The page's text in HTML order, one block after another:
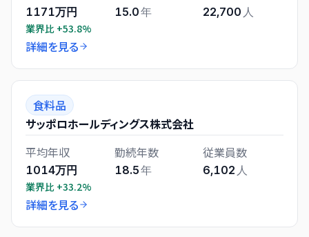
1171万円
業界比 +53.8%
15.0年 22,700 人
詳細を見る
食料品
サッポロホールディングス株式会社
平均年収
1014万円
業界比 +33.2%
勤続年数
18.5年
従業員数
6,102 人
詳細を見る